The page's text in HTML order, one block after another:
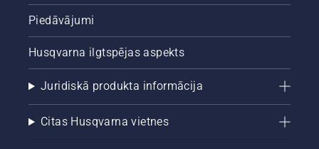
Piedāvājumi
Husqvarna ilgtspējas aspekts
Juridiskā produkta informācija
Citas Husqvarna vietnes